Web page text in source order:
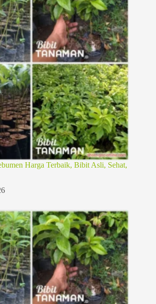
Harga Terbaik, Bibit Asli, Sehat,